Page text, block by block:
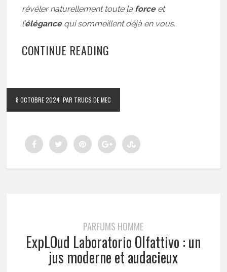
révéler naturellement toute la forceet
l’élégancequi sommeillent déjà en vous.
CONTINUE READING
8 OCTOBRE 2024 PAR TRUCS DE MEC
PARFUMS HOMME
ExpLOud Laboratorio Olfattivo : un
jus moderne et audacieux